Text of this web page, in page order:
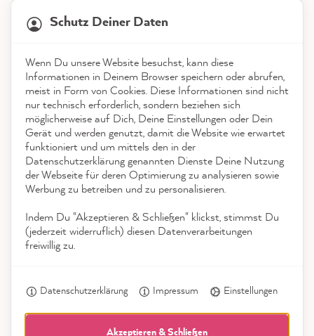
Service
Kontakt
App herunterladen
Auszeichnungen
Social Media
Schutz Deiner Daten
Wenn Du unsere Website besuchst, kann diese
Informationen in Deinem Browser speichern oder abrufen,
meist in Form von Cookies. Diese Informationen sind nicht
nur technisch erforderlich, sondern beziehen sich
möglicherweise auf Dich, Deine Einstellungen oder Dein
Gerät und werden genutzt, damit die Website wie erwartet
funktioniert und um mittels den in der
Datenschutzerklärung genannten Dienste Deine Nutzung
der Webseite für deren Optimierung zu analysieren sowie
Werbung zu betreiben und zu personalisieren.
Indem Du "Akzeptieren & Schließen" klickst, stimmst Du
(jederzeit widerruflich) diesen Datenverarbeitungen
freiwillig zu.
Datenschutzerklärung Impressum Einstellungen
Akzeptieren & Schließen
reviews-io
Anonym
Verifizierter Kunde
MissPompadour Lila mit Heidelbeere - Der Alles
Schnelle Lieferung. Der Lack hat sich gut
Kinderzimmer umlackiert.
Hilfreich? Ja Teilen